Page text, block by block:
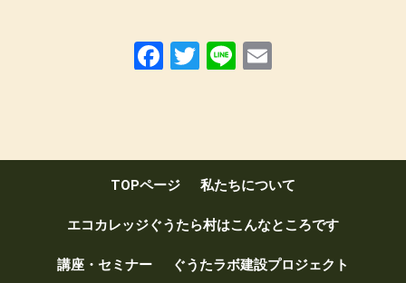
F
o
o
k
T Li
TOPページ 私たちについて
エコカレッジぐうたら村はこんなところです
講座・セミナー ぐうたラボ建設プロジェクト